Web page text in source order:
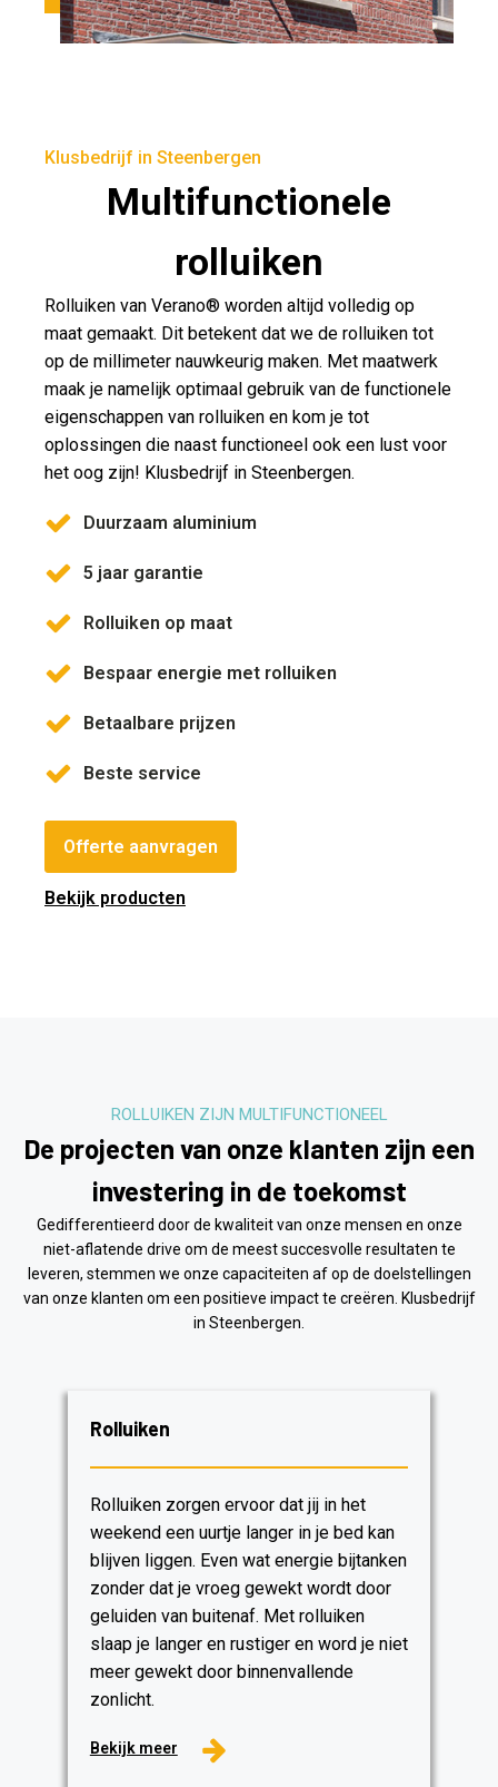
Klusbedrijf in Steenbergen
Multifunctionele
rolluiken
Rolluiken van Verano® worden altijd volledig op
maat gemaakt. Dit betekent dat we de rolluiken tot
op de millimeter nauwkeurig maken. Met maatwerk
maak je namelijk optimaal gebruik van de functionele
eigenschappen van rolluiken en kom je tot
oplossingen die naast functioneel ook een lust voor
het oog zijn! Klusbedrijf in Steenbergen.
Duurzaam aluminium
5 jaar garantie
Rolluiken op maat
Bespaar energie met rolluiken
Betaalbare prijzen
Beste service
Offerte aanvragen
Bekijk producten
ROLLUIKEN ZIJN MULTIFUNCTIONEEL
De projecten van onze klanten zijn een
investering in de toekomst
Gedifferentieerd door de kwaliteit van onze mensen en onze
niet-aflatende drive om de meest succesvolle resultaten te
leveren, stemmen we onze capaciteiten af ​​op de doelstellingen
van onze klanten om een ​​positieve impact te creëren. Klusbedrijf
in Steenbergen.
Rolluiken
Rolluiken zorgen ervoor dat jij in het
weekend een uurtje langer in je bed kan
blijven liggen. Even wat energie bijtanken
zonder dat je vroeg gewekt wordt door
geluiden van buitenaf. Met rolluiken
slaap je langer en rustiger en word je niet
meer gewekt door binnenvallende
zonlicht.
Bekijk meer